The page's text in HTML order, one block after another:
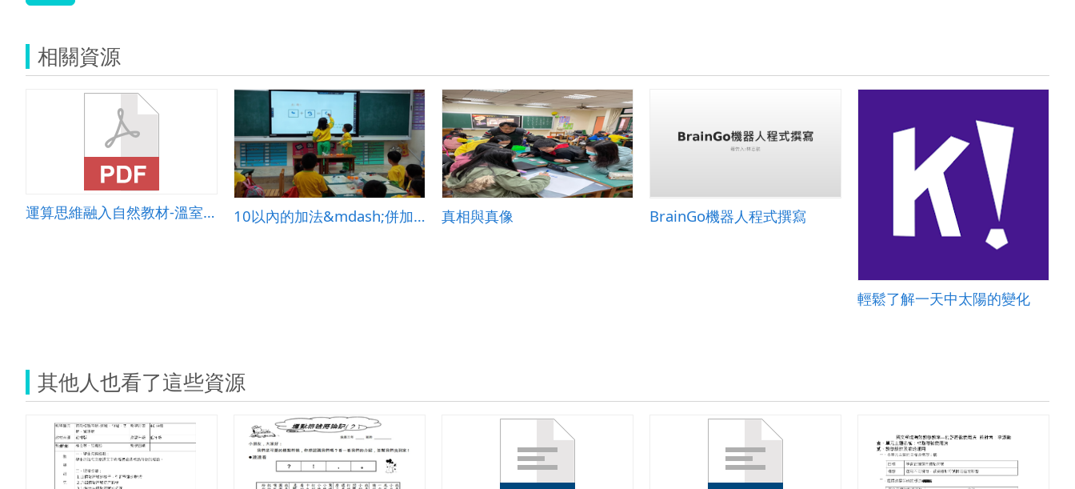
相關資源
運算思維融入自然教材-溫室裡的花朵 10以內的加法&mdash;併加型 真相與真像 BrainGo機器人程式撰寫
輕鬆了解一天中太陽的變化
其他人也看了這些資源